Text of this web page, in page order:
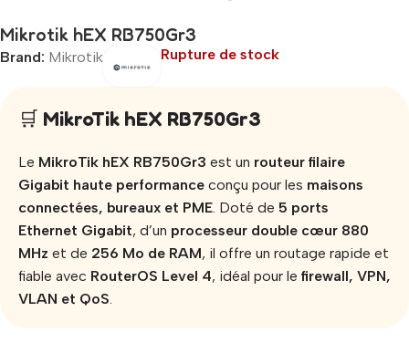
Mikrotik hEX RB750Gr3
Brand: Mikrotik Rupture de stock
🛒 MikroTik hEX RB750Gr3
Le MikroTik hEX RB750Gr3 est un routeur filaire
Gigabit haute performance conçu pour les maisons
connectées, bureaux et PME. Doté de 5 ports
Ethernet Gigabit, d’un processeur double cœur 880
MHz et de 256 Mo de RAM, il offre un routage rapide et
fiable avec RouterOS Level 4, idéal pour le firewall, VPN,
VLAN et QoS.